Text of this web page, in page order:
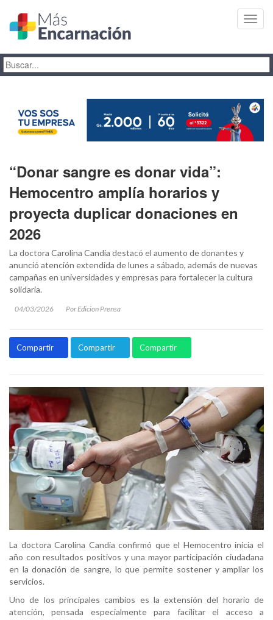
“Donar sangre es donar vida”:
Hemocentro amplía horarios y
proyecta duplicar donaciones en
2026
La doctora Carolina Candia destacó el aumento de donantes y
anunció atención extendida de lunes a sábado, además de nuevas
campañas en universidades y empresas para fortalecer la cultura
solidaria.
04/03/2026 Por Edicion Prensa
Compartir Compartir Compartir
La doctora Carolina Candia confirmó que el Hemocentro inicia el
año con resultados positivos y una mayor participación ciudadana
en la donación de sangre, lo que permite sostener y ampliar los
servicios.
Uno de los principales cambios es la extensión del horario de
atención, pensada especialmente para facilitar el acceso a